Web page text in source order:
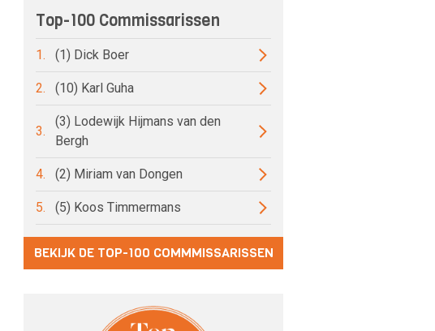
Top-100 Commissarissen
1. (1) Dick Boer
2. (10) Karl Guha
3.
(3) Lodewijk Hijmans van den
Bergh
4. (2) Miriam van Dongen
5. (5) Koos Timmermans
BEKIJK DE TOP-100 COMMMISSARISSEN